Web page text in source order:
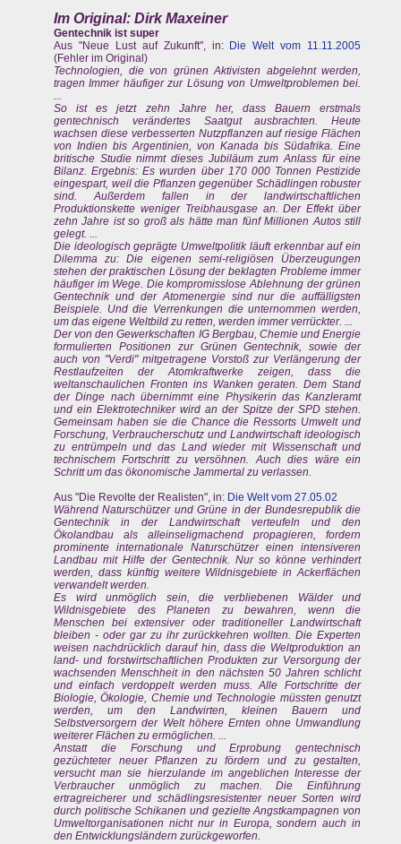
Im Original: Dirk Maxeiner
Gentechnik ist super
Aus "Neue Lust auf Zukunft", in: Die Welt vom 11.11.2005
(Fehler im Original)
Technologien, die von grünen Aktivisten abgelehnt werden,
tragen Immer häufiger zur Lösung von Umweltproblemen bei.
...
So ist es jetzt zehn Jahre her, dass Bauern erstmals
gentechnisch verändertes Saatgut ausbrachten. Heute
wachsen diese verbesserten Nutzpflanzen auf riesige Flächen
von Indien bis Argentinien, von Kanada bis Südafrika. Eine
britische Studie nimmt dieses Jubiläum zum Anlass für eine
Bilanz. Ergebnis: Es wurden über 170 000 Tonnen Pestizide
eingespart, weil die Pflanzen gegenüber Schädlingen robuster
sind. Außerdem fallen in der landwirtschaftlichen
Produktionskette weniger Treibhausgase an. Der Effekt über
zehn Jahre ist so groß als hätte man fünf Millionen Autos still
gelegt. ...
Die ideologisch geprägte Umweltpolitik läuft erkennbar auf ein
Dilemma zu: Die eigenen semi-religiösen Überzeugungen
stehen der praktischen Lösung der beklagten Probleme immer
häufiger im Wege. Die kompromisslose Ablehnung der grünen
Gentechnik und der Atomenergie sind nur die auffälligsten
Beispiele. Und die Verrenkungen die unternommen werden,
um das eigene Weltbild zu retten, werden immer verrückter. ...
Der von den Gewerkschaften IG Bergbau, Chemie und Energie
formulierten Positionen zur Grünen Gentechnik, sowie der
auch von "Verdi" mitgetragene Vorstoß zur Verlängerung der
Restlaufzeiten der Atomkraftwerke zeigen, dass die
weltanschaulichen Fronten ins Wanken geraten. Dem Stand
der Dinge nach übernimmt eine Physikerin das Kanzleramt
und ein Elektrotechniker wird an der Spitze der SPD stehen.
Gemeinsam haben sie die Chance die Ressorts Umwelt und
Forschung, Verbraucherschutz und Landwirtschaft ideologisch
zu entrümpeln und das Land wieder mit Wissenschaft und
technischem Fortschritt zu versöhnen. Auch dies wäre ein
Schritt um das ökonomische Jammertal zu verlassen.
Aus "Die Revolte der Realisten", in: Die Welt vom 27.05.02
Während Naturschützer und Grüne in der Bundesrepublik die
Gentechnik in der Landwirtschaft verteufeln und den
Ökolandbau als alleinseligmachend propagieren, fordern
prominente internationale Naturschützer einen intensiveren
Landbau mit Hilfe der Gentechnik. Nur so könne verhindert
werden, dass künftig weitere Wildnisgebiete in Ackerflächen
verwandelt werden.
Es wird unmöglich sein, die verbliebenen Wälder und
Wildnisgebiete des Planeten zu bewahren, wenn die
Menschen bei extensiver oder traditioneller Landwirtschaft
bleiben - oder gar zu ihr zurückkehren wollten. Die Experten
weisen nachdrücklich darauf hin, dass die Weltproduktion an
land- und forstwirtschaftlichen Produkten zur Versorgung der
wachsenden Menschheit in den nächsten 50 Jahren schlicht
und einfach verdoppelt werden muss. Alle Fortschritte der
Biologie, Ökologie, Chemie und Technologie müssten genutzt
werden, um den Landwirten, kleinen Bauern und
Selbstversorgern der Welt höhere Ernten ohne Umwandlung
weiterer Flächen zu ermöglichen. ...
Anstatt die Forschung und Erprobung gentechnisch
gezüchteter neuer Pflanzen zu fördern und zu gestalten,
versucht man sie hierzulande im angeblichen Interesse der
Verbraucher unmöglich zu machen. Die Einführung
ertragreicherer und schädlingsresistenter neuer Sorten wird
durch politische Schikanen und gezielte Angstkampagnen von
Umweltorganisationen nicht nur in Europa, sondern auch in
den Entwicklungsländern zurückgeworfen.